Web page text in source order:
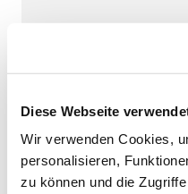
Diese Webseite
Wir verwenden Cookies,
personalisieren,
zu können und die
Lesehore
und die
stiller Meditation.
ZumMitbeten